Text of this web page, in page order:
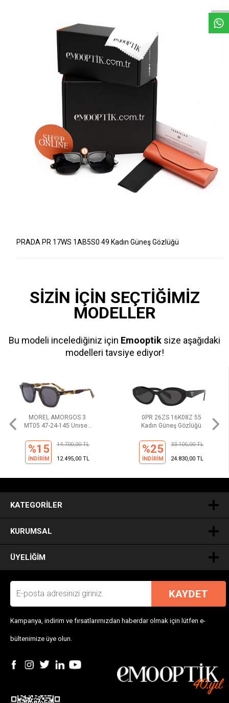
PRADA PR 17WS 1AB5S0 49 Kadın Güneş Gözlüğü
SİZİN İÇİN SEÇTİĞİMİZ
MODELLER
Bu modeli incelediğiniz için Emooptik size aşağıdaki
modelleri tavsiye ediyor!
MOREL AMORGOS 3
MT05 47-24-145 Unısex
%15
İNDİRİM
14.700,00 TL
12.495,00 TL
0PR 26ZS 16K08Z 55
Kadın Güneş Gözlüğü
%25
İNDİRİM
33.105,00 TL
24.830,00 TL
KATEGORILER
KURUMSAL
ÜYELIĞIM
Kampanya, indirim ve fırsatlarımızdan haberdar olmak için lütfen e-
bültenimize üye olun.